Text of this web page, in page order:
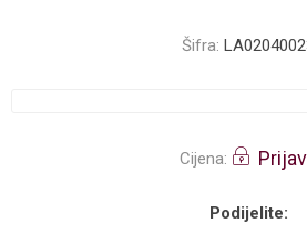
Šifra:
Cijena:
Podijelite: